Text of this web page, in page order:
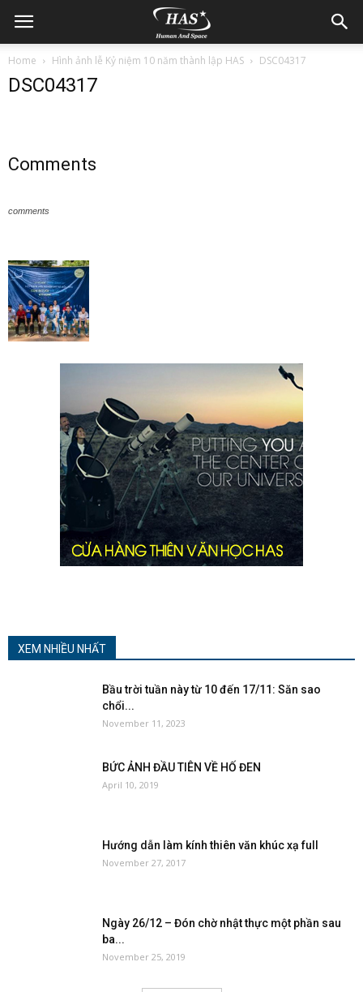
Home Hình ảnh lễ Kỷ niệm 10 năm thành lập HAS DSC04317
DSC04317
Comments
comments
XEM NHIỀU NHẤT
Bầu trời tuần này từ 10 đến 17/11: Săn sao
chổi...
November 11, 2023
BỨC ẢNH ĐẦU TIÊN VỀ HỐ ĐEN
April 10, 2019
Hướng dẫn làm kính thiên văn khúc xạ full
November 27, 2017
Ngày 26/12 – Đón chờ nhật thực một phần sau
ba...
November 25, 2019